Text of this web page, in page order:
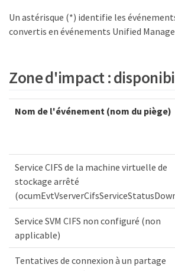
Un astérisque (*) identifie les
convertis en événements Unified
Zone d'impact :
Nom de l'événement (nom du piège)
Service CIFS de la machine virtuelle de
stockage arrêté
Service SVM CIFS non configuré (non
applicable)
Tentatives de connexion à un partage